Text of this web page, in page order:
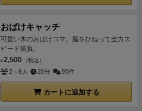
おばけキャッチ
可愛い木のおばけコマ。脳をひねって全力ス
ピード勝負。
¥ 2,500 （税込）
2～8人 20分 95件
カートに追加する